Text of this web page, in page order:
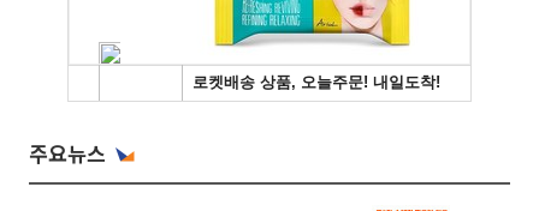
주요뉴스